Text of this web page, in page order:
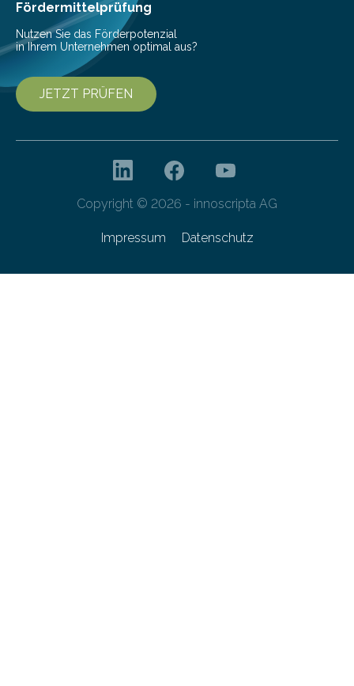
Franziska Diebel, Pauline Hoffmann und Yusuf Toprak
entwickelt. Mit nur…
Fördermittelprüfung
Nutzen Sie das Förderpotenzial
in Ihrem Unternehmen optimal aus?
JETZT PRÜFEN
Copyright © 2026 - innoscripta AG
Impressum Datenschutz